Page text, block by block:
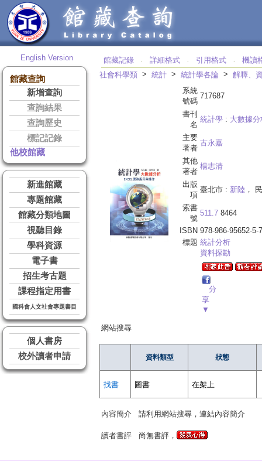
English Version
館藏查詢
新增查詢
查詢結果
查詢歷史
標記記錄
他校館藏
新進館藏
專題館藏
館藏分類地圖
視聽目錄
學科資源
電子書
招生考古題
課程指定用書
國科會人文社會專題書目
個人書房
校外讀者申請
館藏記錄 ‧ 詳細格式 ‧ 引用格式 ‧
機讀
社會科學類 > 統計 > 統計學各論 > 解釋、
系統
號碼
717687
書刊
名
統計學 : 大數據分
主要
著者
古永嘉
其他
著者
楊志清
出版
項
臺北市 : 新陸 ，
索書
號
511.7 8464
ISBN 978-986-95652-5-7
標題 統計分析
資料探勘
分
享
▼
網站搜尋
資料類型 狀態
找書 圖書 在架上
內容簡介 請利用網站搜尋，連結內容簡介
讀者書評 尚無書評，